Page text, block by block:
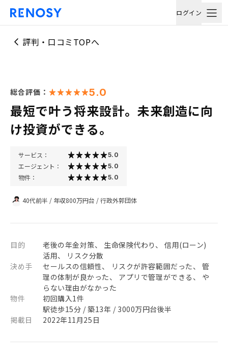
ログイン
評判・口コミTOPへ
総合評価： 5.0
最短で叶う将来設計。未来創造に向
け投資ができる。
サービス： 5.0
エージェント： 5.0
物件： 5.0
40代前半 / 年収800万円台 /行政外郭団体
目的
老後の年金対策、 生命保険代わり、 信用(ローン)
活用、 リスク分散
決め手
セールスの信頼性、 リスクが許容範囲だった、 管
理の体制が良かった、 アプリで管理ができる、 や
らない理由がなかった
物件
初回購入1件
駅徒歩15分 / 築13年 / 3000万円台後半
掲載日
2022年11月25日